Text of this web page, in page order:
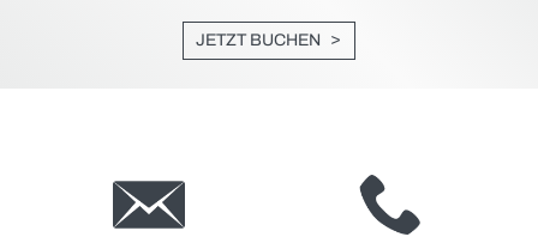
JETZT BUCHEN